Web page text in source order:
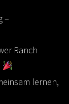
–
Ranch
lernen,